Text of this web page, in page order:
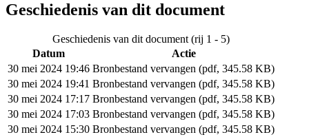
Geschiedenis van dit document
Geschiedenis van dit document (rij 1 - 5)
Datum
Actie
30 mei 2024 19:46 Bronbestand vervangen (pdf, 345.58 KB)
30 mei 2024 19:41 Bronbestand vervangen (pdf, 345.58 KB)
30 mei 2024 17:17 Bronbestand vervangen (pdf, 345.58 KB)
30 mei 2024 17:03 Bronbestand vervangen (pdf, 345.58 KB)
30 mei 2024 15:30 Bronbestand vervangen (pdf, 345.58 KB)